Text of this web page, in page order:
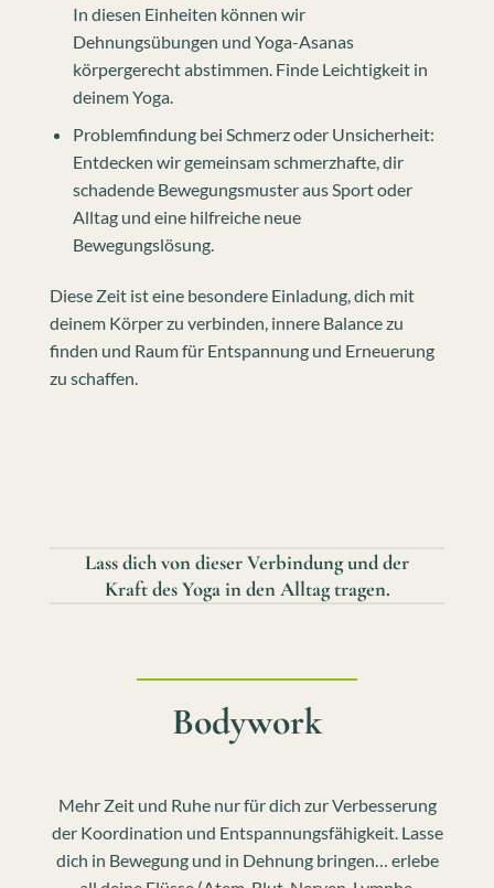
In diesen Einheiten können wir
Dehnungsübungen und Yoga-Asanas
körpergerecht abstimmen. Finde Leichtigkeit in
deinem Yoga.
Problemfindung bei Schmerz oder Unsicherheit:
Entdecken wir gemeinsam schmerzhafte, dir
schadende Bewegungsmuster aus Sport oder
Alltag und eine hilfreiche neue
Bewegungslösung.
Diese Zeit ist eine besondere Einladung, dich mit
deinem Körper zu verbinden, innere Balance zu
finden und Raum für Entspannung und Erneuerung
zu schaffen.
Lass dich von dieser Verbindung und der
Kraft des Yoga in den Alltag tragen.
Bodywork
Mehr Zeit und Ruhe nur für dich zur Verbesserung
der Koordination und Entspannungsfähigkeit. Lasse
dich in Bewegung und in Dehnung bringen… erlebe